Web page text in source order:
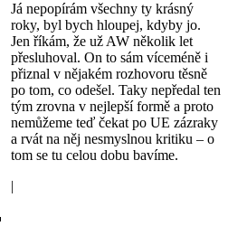
Já nepopírám všechny ty krásný
roky, byl bych hloupej, kdyby jo.
Jen říkám, že už AW několik let
přesluhoval. On to sám víceméně i
přiznal v nějakém rozhovoru těsně
po tom, co odešel. Taky nepředal ten
tým zrovna v nejlepší formě a proto
nemůžeme teď čekat po UE zázraky
a rvát na něj nesmyslnou kritiku – o
tom se tu celou dobu bavíme.
|